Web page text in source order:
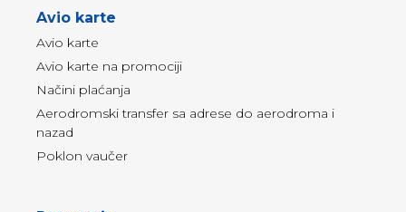
Avio karte
Avio karte
Avio karte na promociji
Načini plaćanja
Aerodromski transfer sa adrese do aerodroma i
nazad
Poklon vaučer